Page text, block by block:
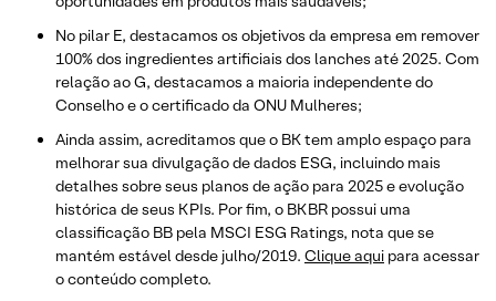
No pilar E, destacamos os objetivos da empresa em remover
100% dos ingredientes artificiais dos lanches até 2025. Com
relação ao G, destacamos a maioria independente do
Conselho e o certificado da ONU Mulheres;
Ainda assim, acreditamos que o BK tem amplo espaço para
melhorar sua divulgação de dados ESG, incluindo mais
detalhes sobre seus planos de ação para 2025 e evolução
histórica de seus KPIs. Por fim, o BKBR possui uma
classificação BB pela MSCI ESG Ratings, nota que se
mantém estável desde julho/2019. Clique aqui para acessar
o conteúdo completo.